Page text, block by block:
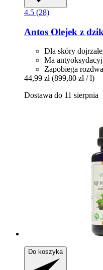
4.5 (28)
Antos Olejek z
Dla skóry
Ma
Zapobiega
44,99 zł (899,80 zł / l)
Dostawa do 11 sierpnia
Do koszyka